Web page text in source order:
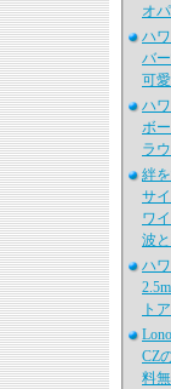
オ
ハ
バ
可
ハ
ボ
ラ
絆
サ
ワ
波
ハ
ト
CZ
料無